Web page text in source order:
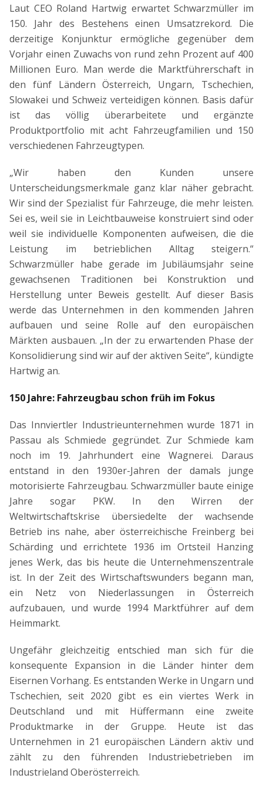
Laut CEO Roland Hartwig erwartet Schwarzmüller im
150. Jahr des Bestehens einen Umsatzrekord. Die
derzeitige Konjunktur ermögliche gegenüber dem
Vorjahr einen Zuwachs von rund zehn Prozent auf 400
Millionen Euro. Man werde die Marktführerschaft in
den fünf Ländern Österreich, Ungarn, Tschechien,
Slowakei und Schweiz verteidigen können. Basis dafür
ist das völlig überarbeitete und ergänzte
Produktportfolio mit acht Fahrzeugfamilien und 150
verschiedenen Fahrzeugtypen.
„Wir haben den Kunden unsere
Unterscheidungsmerkmale ganz klar näher gebracht.
Wir sind der Spezialist für Fahrzeuge, die mehr leisten.
Sei es, weil sie in Leichtbauweise konstruiert sind oder
weil sie individuelle Komponenten aufweisen, die die
Leistung im betrieblichen Alltag steigern.“
Schwarzmüller habe gerade im Jubiläumsjahr seine
gewachsenen Traditionen bei Konstruktion und
Herstellung unter Beweis gestellt. Auf dieser Basis
werde das Unternehmen in den kommenden Jahren
aufbauen und seine Rolle auf den europäischen
Märkten ausbauen. „In der zu erwartenden Phase der
Konsolidierung sind wir auf der aktiven Seite“, kündigte
Hartwig an.
150 Jahre: Fahrzeugbau schon früh im Fokus
Das Innviertler Industrieunternehmen wurde 1871 in
Passau als Schmiede gegründet. Zur Schmiede kam
noch im 19. Jahrhundert eine Wagnerei. Daraus
entstand in den 1930er-Jahren der damals junge
motorisierte Fahrzeugbau. Schwarzmüller baute einige
Jahre sogar PKW. In den Wirren der
Weltwirtschaftskrise übersiedelte der wachsende
Betrieb ins nahe, aber österreichische Freinberg bei
Schärding und errichtete 1936 im Ortsteil Hanzing
jenes Werk, das bis heute die Unternehmenszentrale
ist. In der Zeit des Wirtschaftswunders begann man,
ein Netz von Niederlassungen in Österreich
aufzubauen, und wurde 1994 Marktführer auf dem
Heimmarkt.
Ungefähr gleichzeitig entschied man sich für die
konsequente Expansion in die Länder hinter dem
Eisernen Vorhang. Es entstanden Werke in Ungarn und
Tschechien, seit 2020 gibt es ein viertes Werk in
Deutschland und mit Hüffermann eine zweite
Produktmarke in der Gruppe. Heute ist das
Unternehmen in 21 europäischen Ländern aktiv und
zählt zu den führenden Industriebetrieben im
Industrieland Oberösterreich.